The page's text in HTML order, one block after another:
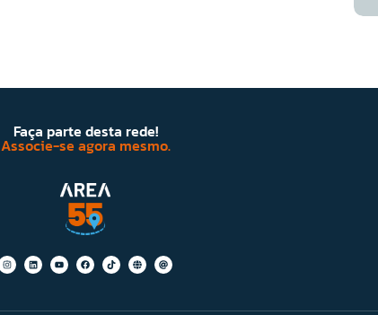
Faça parte desta rede!
Associe-se agora mesmo.